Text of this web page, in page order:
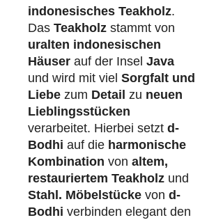
indonesisches Teakholz.
Das Teakholz stammt von
uralten indonesischen
Häuser auf der Insel Java
und wird mit viel Sorgfalt und
Liebe zum Detail zu neuen
Lieblingsstücken
verarbeitet. Hierbei setzt d-
Bodhi auf die harmonische
Kombination von altem,
restauriertem Teakholz und
Stahl. Möbelstücke von d-
Bodhi verbinden elegant den